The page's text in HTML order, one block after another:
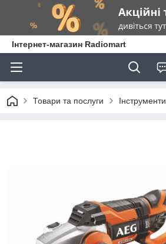
Інтернет-магазин Radiomart
Товари та послуги Інструменти